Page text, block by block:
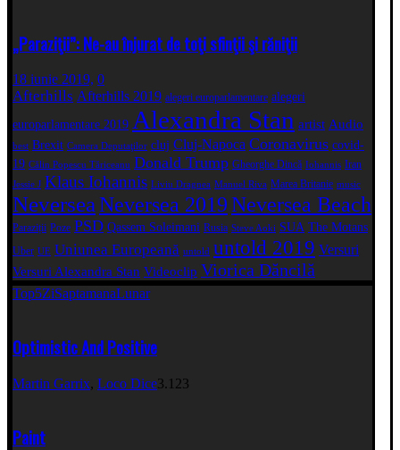
„Paraziţii”: Ne-au înjurat de toţi sfinţii şi răniţii
18 iunie 2019, 0
Afterhills Afterhills 2019 alegeri europarlamentare alegeri
europarlamentare 2019 Alexandra Stan artist Audio
best Brexit Camera Deputaţilor cluj Cluj-Napoca Coronavirus covid-
19 Călin Popescu Tăriceanu Donald Trump Gheorghe Dincă Iohannis Iran
Jessie J Klaus Iohannis Liviu Dragnea Manuel Riva Marea Britanie music
NeverseaNeversea 2019Neversea Beach
Paraziții Poze PSD Qassem Soleimani Rusia Steve Aoki SUA The Motans
Uber UE Uniunea Europeană untold untold 2019 Versuri
Versuri Alexandra Stan Videoclip Viorica Dăncilă
Top5ZiSaptamanaLunar
Optimistic And Positive
Martin Garrix, Loco Dice3.123
Paint